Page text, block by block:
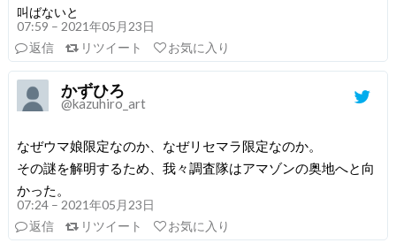
叫ばないと
07:59 – 2021年05月23日
返信
リツイート お気に入り
かずひろ
@kazuhiro_art
なぜウマ娘限定なのか、なぜリセマラ限定なのか。
その謎を解明するため、我々調査隊はアマゾンの奥地へと向
かった。
07:24 – 2021年05月23日
返信
リツイート お気に入り